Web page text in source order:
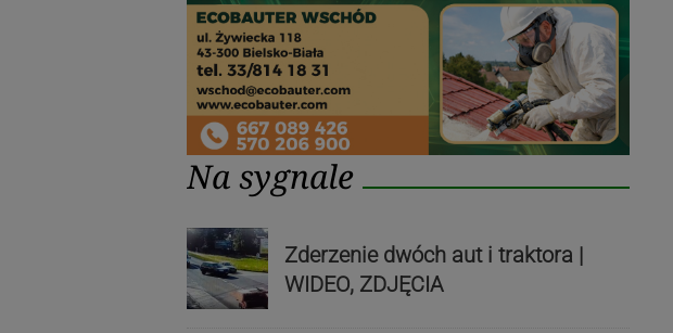
Na sygnale
Zderzenie dwóch aut i traktora |
WIDEO, ZDJĘCIA